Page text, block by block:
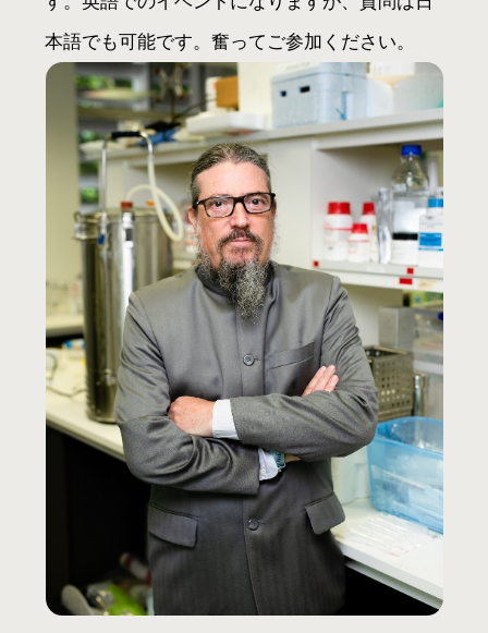
本語でも可能です。奮ってご参加ください。